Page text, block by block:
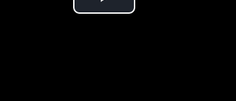
Play